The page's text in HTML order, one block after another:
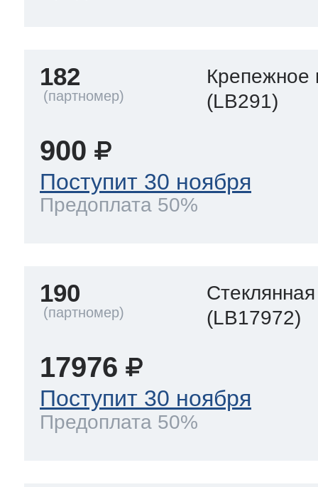
182
Крепежное
(LB291)
900
Поступит 30 ноября
Предоплата 50%
190
(LB17972)
17976
Поступит 30 ноября
Предоплата 50%